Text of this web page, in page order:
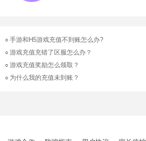
○ 手游和H5游戏充值不到账怎么办?
○ 游戏充值充错了区服怎么办？
○ 游戏充值奖励怎么领取？
○ 为什么我的充值未到账？